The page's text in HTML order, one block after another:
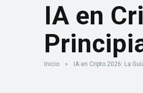
IA en
Inicio » IA en Cripto 2026: La